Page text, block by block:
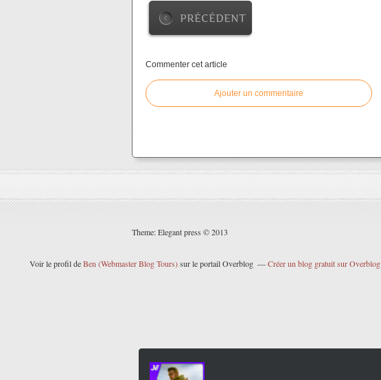
PRÉCÉDENT
Commenter cet article
Ajouter un commentaire
Theme: Elegant press © 2013
Voir le profil deBen (Webmaster Blog Tours)sur le portail Overblog Créer un blog gratuit sur Overblog